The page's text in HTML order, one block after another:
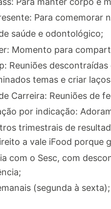
Para comemorar
saúde e odontológico;
Momento para
Reuniões
temas e criar
Carreira: Reuniões de
por indicação:
trimestrais de
a vale iFood porque
com o Sesc, com
(segunda à sexta);